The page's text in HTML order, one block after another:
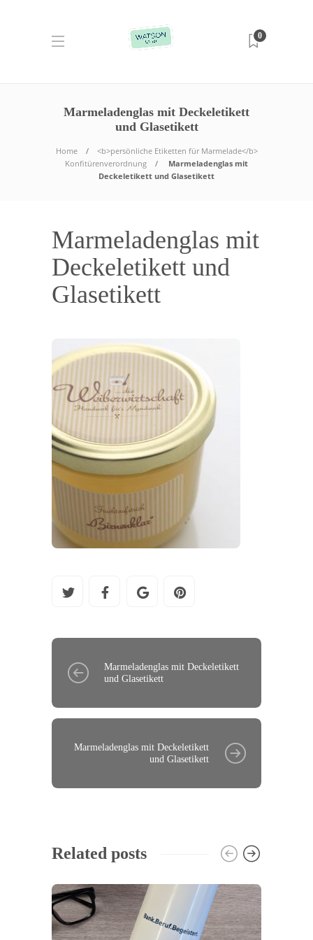
0
Marmeladenglas mit Deckeletikett
und Glasetikett
Home
<b>persönliche Etiketten für Marmelade</b>
Konfitürenverordnung
Marmeladenglas mit
Deckeletikett und Glasetikett
Marmeladenglas mit
Deckeletikett und
Glasetikett
Marmeladenglas mit Deckeletikett
und Glasetikett
Marmeladenglas mit Deckeletikett
und Glasetikett
Related posts